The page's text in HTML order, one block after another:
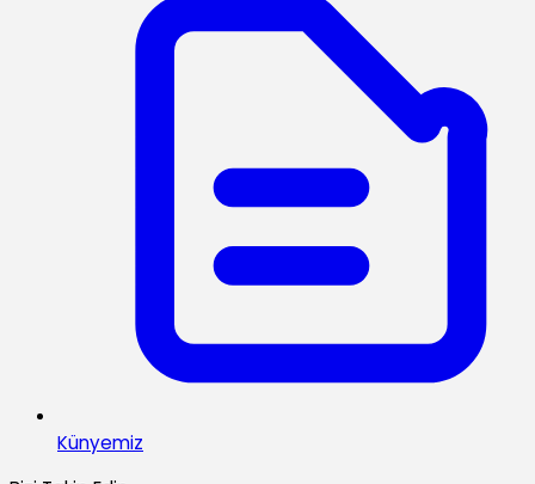
Künyemiz